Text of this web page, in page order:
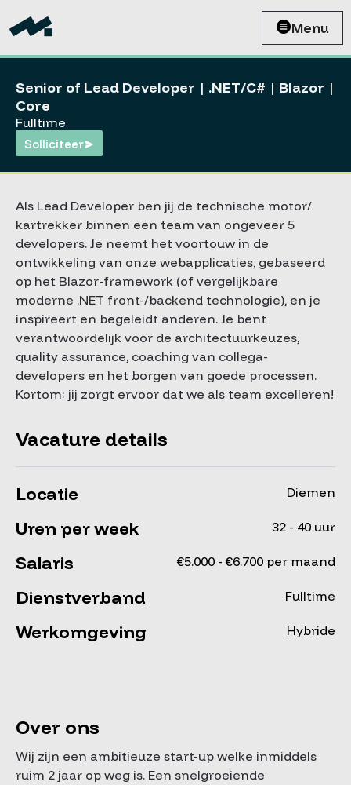
Menu
Senior of Lead Developer | .NET/C# | Blazor |
Core
Fulltime
Solliciteer
Als Lead Developer ben jij de technische motor/
kartrekker binnen een team van ongeveer 5
developers. Je neemt het voortouw in de
ontwikkeling van onze webapplicaties, gebaseerd
op het Blazor-framework (of vergelijkbare
moderne .NET front-/backend technologie), en je
inspireert en begeleidt anderen. Je bent
verantwoordelijk voor de architectuurkeuzes,
quality assurance, coaching van collega-
developers en het borgen van goede processen.
Kortom: jij zorgt ervoor dat we als team excelleren!
Vacature details
Locatie Diemen
Uren per week 32 - 40 uur
Salaris €5.000 - €6.700 per maand
Dienstverband Fulltime
Werkomgeving Hybride
Over ons
Wij zijn een ambitieuze start-up welke inmiddels
ruim 2 jaar op weg is. Een snelgroeiende